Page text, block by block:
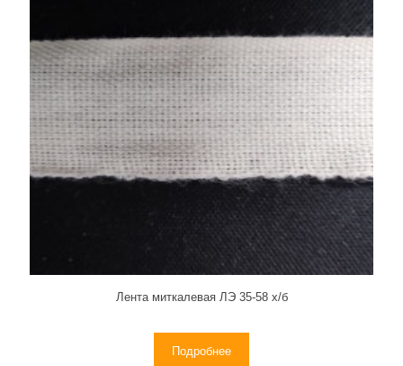
Лента миткалевая ЛЭ 35-58 х/б
Подробнее